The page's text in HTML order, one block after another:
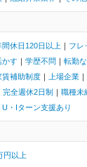
間休日120日以上
フレ
かす 学歴不問
転勤
賃補助制度 上場企業
完全週休2日制 職種未
U・Iターン支援あり
円以上